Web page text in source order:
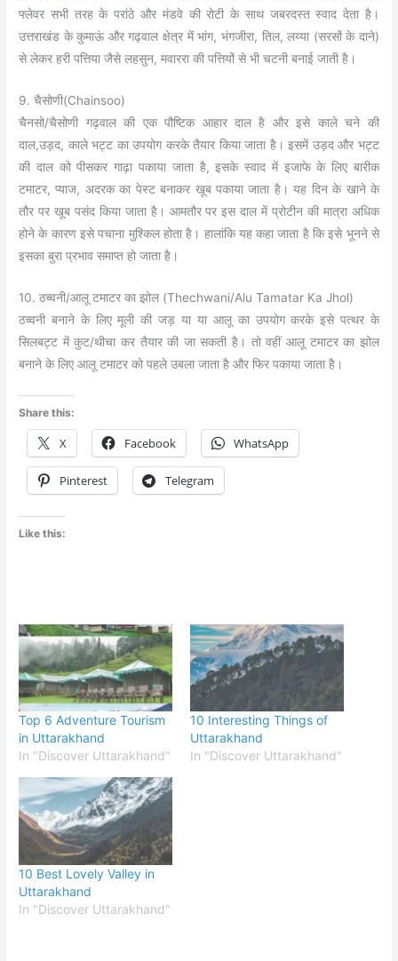
फ्लेवर सभी तरह के परांठे और मंडवे की रोटी के साथ जबरदस्त स्वाद देता है।
उत्तराखंड के कुमाऊं और गढ़वाल क्षेत्र में भांग, भंगजीरा, तिल, लय्या (सरसों के दाने)
से लेकर हरी पत्तिया जैसे लहसुन, मवाररा की पत्तियों से भी चटनी बनाई जाती है।
9. चैसोणी(Chainsoo)
चैनसो/चैसोणी गढ़वाल की एक पौष्टिक आहार दाल है और इसे काले चने की
दाल,उड़द, काले भट्ट का उपयोग करके तैयार किया जाता है। इसमें उड़द और भट्ट
की दाल को पीसकर गाढ़ा पकाया जाता है, इसके स्वाद में इजाफे के लिए बारीक
टमाटर, प्याज, अदरक का पेस्ट बनाकर खूब पकाया जाता है। यह दिन के खाने के
तौर पर खूब पसंद किया जाता है। आमतौर पर इस दाल में प्रोटीन की मात्रा अधिक
होने के कारण इसे पचाना मुश्किल होता है। हालांकि यह कहा जाता है कि इसे भूनने से
इसका बुरा प्रभाव समाप्त हो जाता है।
10. ठच्वनी/आलू टमाटर का झोल (Thechwani/Alu Tamatar Ka Jhol)
ठच्वनी बनाने के लिए मूली की जड़ या या आलू का उपयोग करके इसे पत्थर के
सिलबट्ट में कुट/थीचा कर तैयार की जा सकती है। तो वहीं आलू टमाटर का झोल
बनाने के लिए आलू टमाटर को पहले उबला जाता है और फिर पकाया जाता है।
Share this:
X Facebook WhatsApp
Pinterest Telegram
Like this:
Top 6 Adventure Tourism
in Uttarakhand
In "Discover Uttarakhand"
10 Interesting Things of
Uttarakhand
In "Discover Uttarakhand"
10 Best Lovely Valley in
Uttarakhand
In "Discover Uttarakhand"